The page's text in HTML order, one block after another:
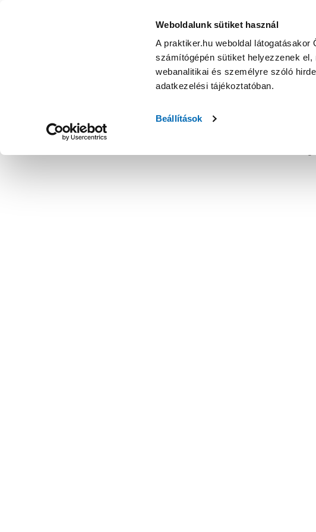
Weboldalunk sütiket használ
A praktiker.hu weboldal
számítógépén sütiket helyezzenek
webanalitikai és személyre szóló
adatkezelési tájékoztatóban.
Beállítások